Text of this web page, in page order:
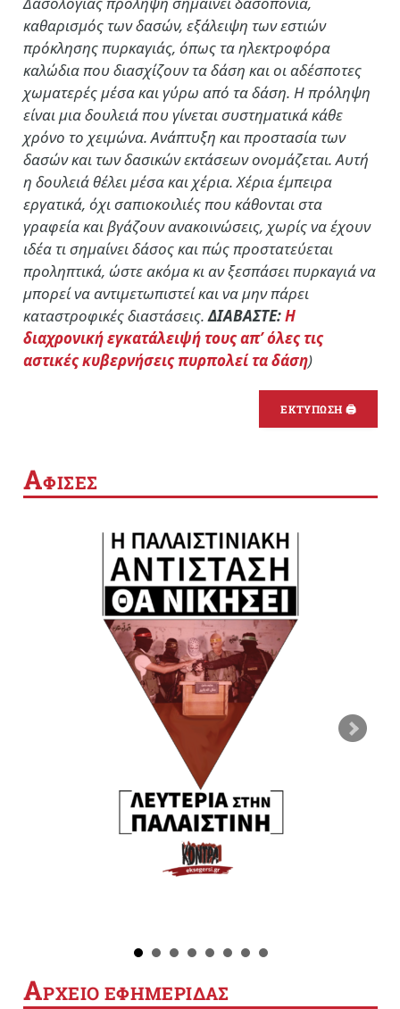
καθαρισμός των δασών, εξάλειψη των εστιών
πρόκλησης πυρκαγιάς, όπως τα ηλεκτροφόρα
καλώδια που διασχίζουν τα δάση και οι αδέσποτες
χωματερές μέσα και γύρω από τα δάση. Η πρόληψη
είναι μια δουλειά που γίνεται συστηματικά κάθε
χρόνο το χειμώνα. Ανάπτυξη και προστασία των
δασών και των δασικών εκτάσεων ονομάζεται. Αυτή
η δουλειά θέλει μέσα και χέρια. Χέρια έμπειρα
εργατικά, όχι σαπιοκοιλιές που κάθονται στα
γραφεία και βγάζουν ανακοινώσεις, χωρίς να έχουν
ιδέα τι σημαίνει δάσος και πώς προστατεύεται
προληπτικά, ώστε ακόμα κι αν ξεσπάσει πυρκαγιά να
μπορεί να αντιμετωπιστεί και να μην πάρει
καταστροφικές διαστάσεις.ΔΙΑΒΑΣΤΕ:Η
διαχρονική εγκατάλειψή τους απ’ όλες τις
αστικές κυβερνήσεις πυρπολεί τα δάση)
ΕΚΤΥΠΩΣΗ 🖨
ΑΦΙΣΕΣ
ΑΡΧΕΙΟ ΕΦΗΜΕΡΙΔΑΣ